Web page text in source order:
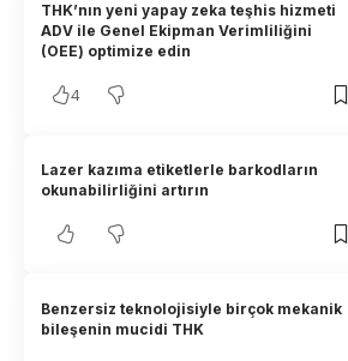
THK’nın yeni yapay zeka teşhis hizmeti
ADV ile Genel Ekipman Verimliliğini
(OEE) optimize edin
4
Lazer kazıma etiketlerle barkodların
okunabilirliğini artırın
Benzersiz teknolojisiyle birçok mekanik
bileşenin mucidi THK